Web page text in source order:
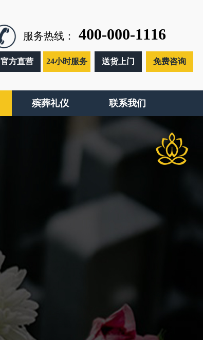
服务热线： 400-000-1116
官方直营 24小时服务 送货上门 免费咨询
殡葬礼仪 联系我们